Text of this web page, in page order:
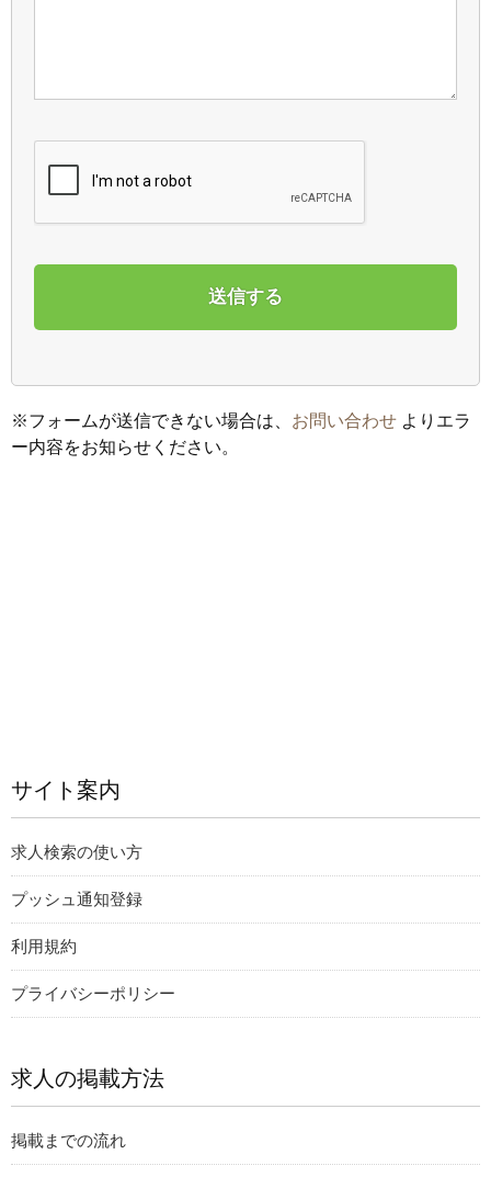
※フォームが送信できない場合は、 お問い合わせ よりエラ
ー内容をお知らせください。
サイト案内
求人検索の使い方
プッシュ通知登録
利用規約
プライバシーポリシー
求人の掲載方法
掲載までの流れ